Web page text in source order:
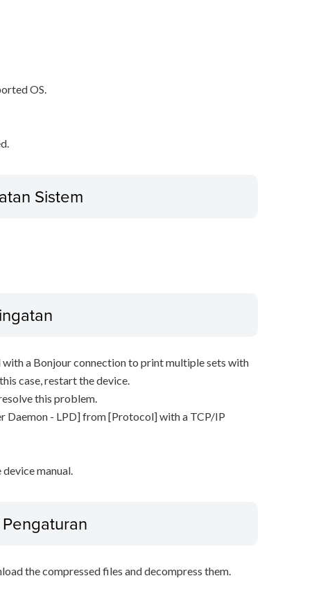
OS.
Sistem
a Bonjour connection to print multiple sets with
case, restart the device.
this problem.
Daemon - LPD] from [Protocol] with a TCP/IP
manual.
the compressed files and decompress them.